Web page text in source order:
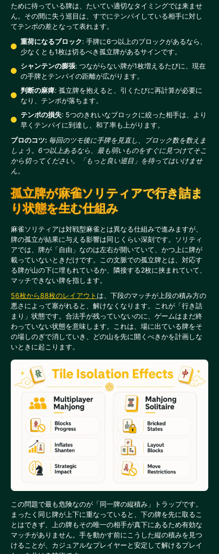
ために待っている牌は、たいてい適切なタイミングでは来ませ
ん。その間に失う巡目は、すでにテンパイしている相手に対し
てテンポの差となって表れます。
重荷になるブロック: 手牌に6つ以上のブロックがあるなら、
少なくとも1枚は切るべき孤立牌があるサインです。
シャンテンの膨張: つながらない牌が1枚増えるたびに、現在
の手牌とテンパイの距離が広がります。
判断の麻痺: 孤立牌を抱えると、引くたびに再計算が必要に
なり、テンポが落ちます。
テンポの損失: 5つのきれいなブロックに絞った相手は、より
早くテンパイに到達し、和了率も上がります。
プロのコツ: 毎回のツモ後に手牌を見直し、ブロック数を数えま
しょう。6つ以上あるなら、最も弱いものをすぐに見つけてそこ
から切ってください。「もっと良い巡目」を待ってはいけませ
ん。
孤立牌が麻雀ソリティアで行き詰ま
り状態を生む仕組み
麻雀ソリティアは対戦型麻雀とは異なる仕組みで進みますが、
牌の孤立が結果に与える影響は同じくらい深刻です。ソリティ
アでは、牌が「自由」なのは左右が開いていて、かつ上に牌が
載っていないときだけです。この文脈での孤立牌とは、対応す
る牌が山の下に埋もれているか、隣接する2枚に挟まれていて、
マッチできない牌を指します。
56枚から88枚のレイアウト は、下段のマッチが上段の積み方の
悪さによって塞がれると、解けなくなります。これが「行き詰
まり」状態です。合法手が残っていないのに、ゲームはまだ終
わっていない状態を意味します。これは、場に出ている牌をそ
の場しのぎで消していき、どの山を先に開くべきかを計画しな
いときに起こります。
この問題で最も危険なのが「同一牌の縦積み」トラップです。
まったく同じ牌が上下に重なっていると、下の牌を先に取るこ
とはできず、上の牌もその唯一の相手が真下にあるため有効な
マッチがありません。手を動かす前にこうした縦の積みを見つ
けることが、カジュアルなプレイヤーと安定して解けるプレイ